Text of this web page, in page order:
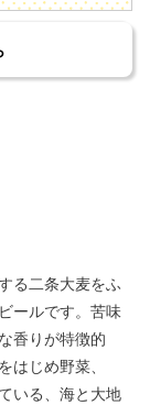
る二条大麦をふ
ールです。苦味
香りが特徴的
はじめ野菜、
いる、海と大地